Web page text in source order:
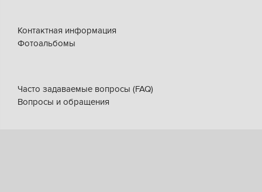
Контактная информация
Фотоальбомы
Часто задаваемые вопросы (FAQ)
Вопросы и обращения